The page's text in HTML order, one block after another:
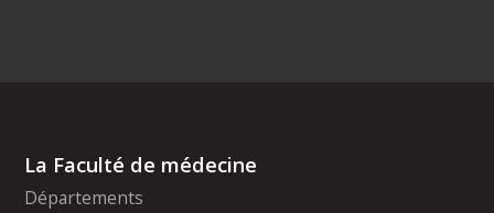
La Faculté de médecine
Départements